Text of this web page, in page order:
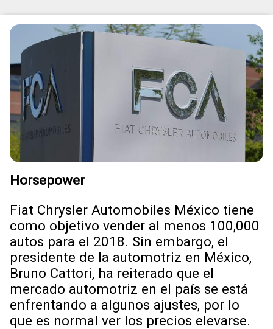
Horsepower
Fiat Chrysler Automobiles México tiene
como objetivo vender al menos 100,000
autos para el 2018. Sin embargo, el
presidente de la automotriz en México,
Bruno Cattori, ha reiterado que el
mercado automotriz en el país se está
enfrentando a algunos ajustes, por lo
que es normal ver los precios elevarse.